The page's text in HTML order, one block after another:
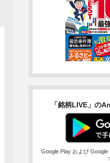
「銘柄LIVE」の
Google Play および